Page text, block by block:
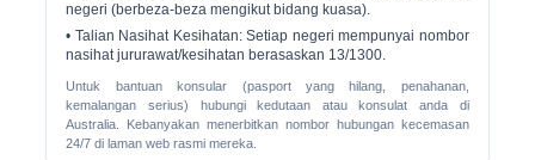
negeri (berbeza-beza mengikut bidang kuasa).
• Talian Nasihat Kesihatan:Setiap negeri mempunyai nombor
nasihat jururawat/kesihatan berasaskan 13/1300.
Untuk bantuan konsular (pasport yang hilang, penahanan,
kemalangan serius) hubungi kedutaan atau konsulat anda di
Australia. Kebanyakan menerbitkan nombor hubungan kecemasan
24/7 di laman web rasmi mereka.